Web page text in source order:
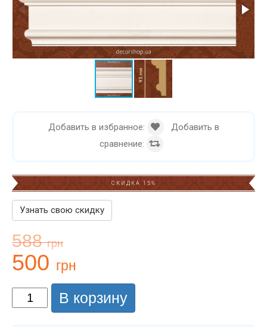
Добавить в избранное:
Добавить в
сравнение:
СКИДКА 15%
Узнать свою скидку
588грн
500 грн
В корзину